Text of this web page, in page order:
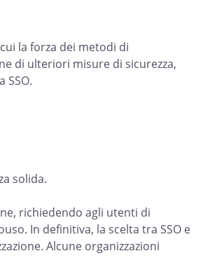
la forza dei metodi di
di ulteriori misure di sicurezza,
SSO.
solida.
richiedendo agli utenti di
In definitiva, la scelta tra SSO e
Alcune organizzazioni